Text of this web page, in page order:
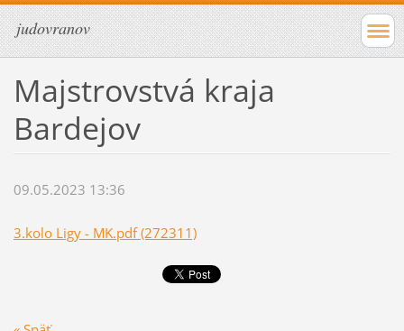
judovranov
Majstrovstvá kraja
Bardejov
09.05.2023 13:36
3.kolo Ligy - MK.pdf (272311)